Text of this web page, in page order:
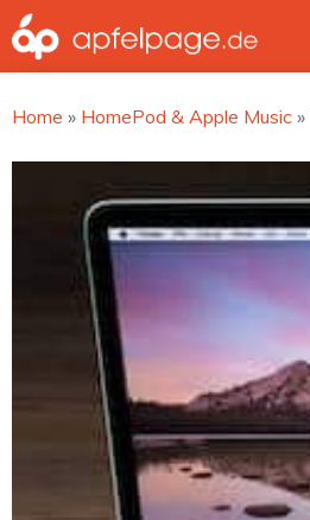
Zum
Inhalt
springen
Home » HomePod & Apple Music »